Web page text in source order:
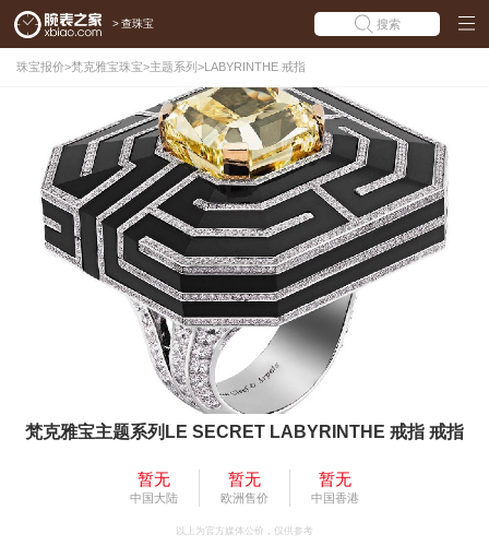
> 查珠宝 搜索
珠宝报价>梵克雅宝珠宝>主题系列 >LABYRINTHE 戒指
梵克雅宝主题系列LE SECRET LABYRINTHE 戒指 戒指
暂无
中国大陆
暂无
欧洲售价
暂无
中国香港
以上为官方媒体公价，仅供参考